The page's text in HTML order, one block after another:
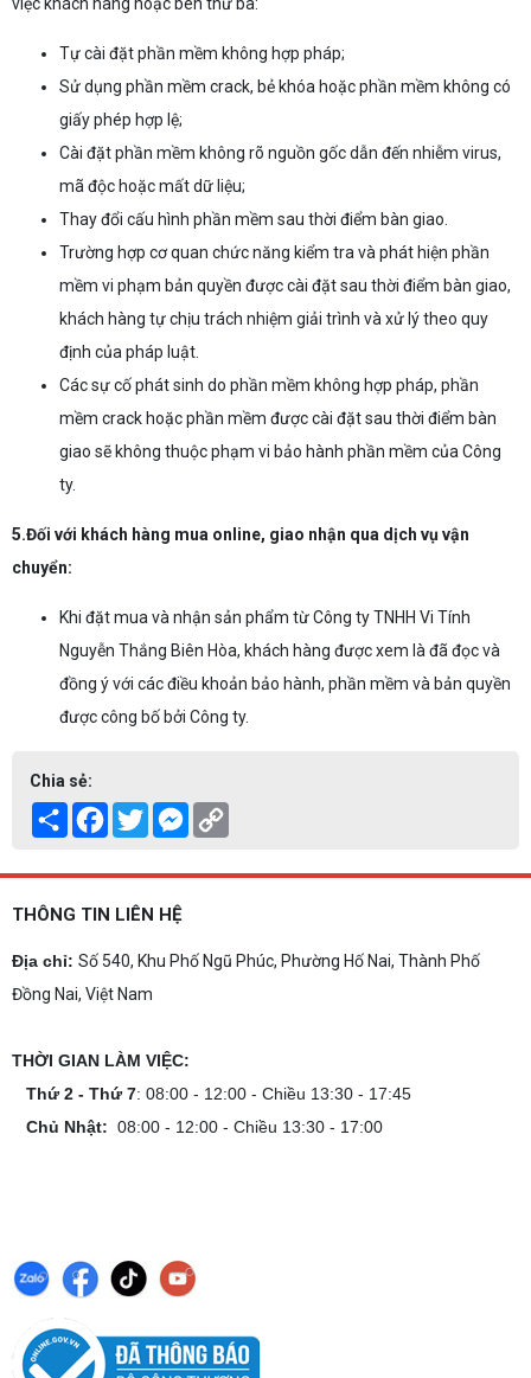
Tự cài đặt phần mềm không hợp pháp;
Sử dụng phần mềm crack, bẻ khóa hoặc phần mềm không có
giấy phép hợp lệ;
Cài đặt phần mềm không rõ nguồn gốc dẫn đến nhiễm virus,
mã độc hoặc mất dữ liệu;
Thay đổi cấu hình phần mềm sau thời điểm bàn giao.
Trường hợp cơ quan chức năng kiểm tra và phát hiện phần
mềm vi phạm bản quyền được cài đặt sau thời điểm bàn giao,
khách hàng tự chịu trách nhiệm giải trình và xử lý theo quy
định của pháp luật.
Các sự cố phát sinh do phần mềm không hợp pháp, phần
mềm crack hoặc phần mềm được cài đặt sau thời điểm bàn
giao sẽ không thuộc phạm vi bảo hành phần mềm của Công
ty.
5.Đối với khách hàng mua online, giao nhận qua dịch vụ vận
chuyển:
Khi đặt mua và nhận sản phẩm từ Công ty TNHH Vi Tính
Nguyễn Thắng Biên Hòa, khách hàng được xem là đã đọc và
đồng ý với các điều khoản bảo hành, phần mềm và bản quyền
được công bố bởi Công ty.
Chia sẻ:
Share Facebook
TwitterMessenger
THÔNG TIN LIÊN HỆ
Địa chỉ: Số 540, Khu Phố Ngũ Phúc, Phường Hố Nai, Thành Phố
Đồng Nai, Việt Nam
THỜI GIAN LÀM VIỆC:
Thứ 2 - Thứ 7: 08:00 - 12:00 - Chiều 13:30 - 17:45
Chủ Nhật: 08:00 - 12:00 - Chiều 13:30 - 17:00